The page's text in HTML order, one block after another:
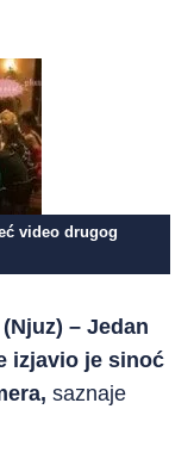
video drugog
– Jedan
izjavio je sinoć
saznaje